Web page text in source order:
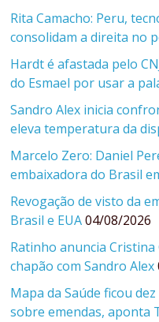
Rita Camacho: Peru,
consolidam a direita no
Hardt é afastada pelo
do Esmael por usar a
Sandro Alex inicia
eleva temperatura da
Marcelo Zero: Daniel
embaixadora do Brasil
Revogação de visto da
Brasil e EUA 04/08/2026
Ratinho anuncia Cristina
chapão com Sandro Alex
Mapa da Saúde ficou
sobre emendas, aponta